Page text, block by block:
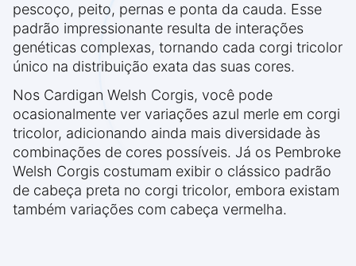
pescoço, peito, pernas e ponta da cauda. Esse
padrão impressionante resulta de interações
genéticas complexas, tornando cada corgi tricolor
único na distribuição exata das suas cores.
Nos Cardigan Welsh Corgis, você pode
ocasionalmente ver variações azul merle em corgi
tricolor, adicionando ainda mais diversidade às
combinações de cores possíveis. Já os Pembroke
Welsh Corgis costumam exibir o clássico padrão
de cabeça preta no corgi tricolor, embora existam
também variações com cabeça vermelha.